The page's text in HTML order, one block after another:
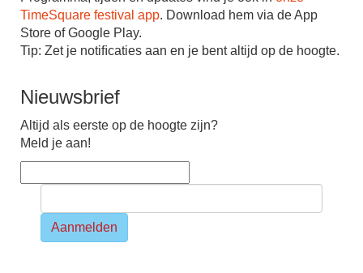
TimeSquare festival app. Download hem via de App
Store of Google Play.
Tip: Zet je notiﬁcaties aan en je bent altijd op de hoogte.
Nieuwsbrief
Altijd als eerste op de hoogte zijn?
Meld je aan!
Aanmelden